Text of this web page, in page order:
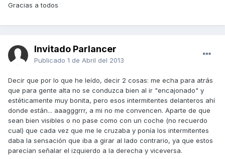
Gracias a todos
Invitado Parlancer
Publicado 1 de Abril del 2013
Decir que por lo que he leído, decir 2 cosas: me echa para atrás
que para gente alta no se conduzca bien al ir "encajonado" y
estéticamente muy bonita, pero esos intermitentes delanteros ahí
donde están... aaagggrrr, a mi no me convencen. Aparte de que
sean bien visibles o no pase como con un coche (no recuerdo
cual) que cada vez que me le cruzaba y ponía los intermitentes
daba la sensación que iba a girar al lado contrario, ya que estos
parecían señalar el izquierdo a la derecha y viceversa.